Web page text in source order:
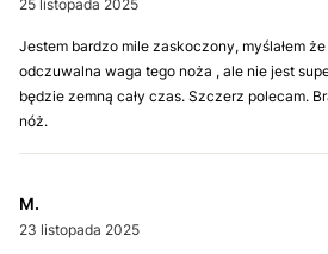
25 listopada 2025
Jestem bardzo mile zaskoczony, myślałem
odczuwalna waga tego noża , ale nie jest
będzie zemną cały czas. Szczerz polecam.
nóż.
M.
23 listopada 2025